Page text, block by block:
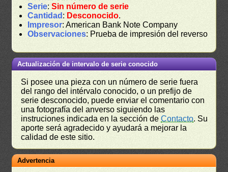
Serie:Sin número de serie
Cantidad : Desconocido.
Impresor: American Bank Note Company
Observaciones: Prueba de impresión del reverso
Actualización de intervalo de serie conocido
Si posee una pieza con un número de serie fuera
del rango del intérvalo conocido, o un prefijo de
serie desconocido, puede enviar el comentario con
una fotografía del anverso siguiendo las
instruciones indicada en la sección deContacto. Su
aporte será agradecido y ayudará a mejorar la
calidad de este sitio.
Advertencia